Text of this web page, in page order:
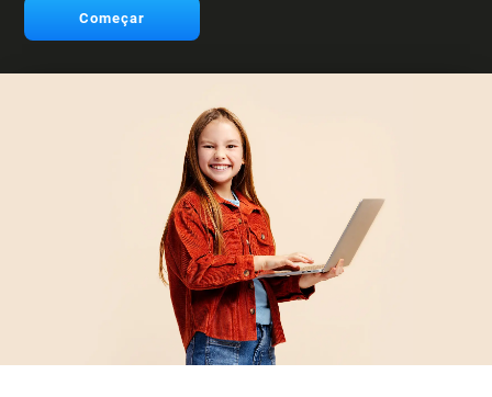
Começar